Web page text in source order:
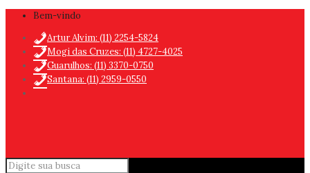
Bem-vindo
Artur Alvim: (11) 2254-5824
Mogi das Cruzes: (11) 4727-4025
Guarulhos: (11) 3370-0750
Santana: (11) 2959-0550